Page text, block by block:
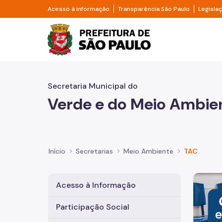
Pular para o Conteúdo principal
Acesso à informação Divisor de acesso à informação
Transparência São Paulo Divisor
Prefeitura de São
Secretaria Municipal do
Verde e do Meio
Início Secretarias Meio Ambiente TAC
Acesso à Informação
Participação Social